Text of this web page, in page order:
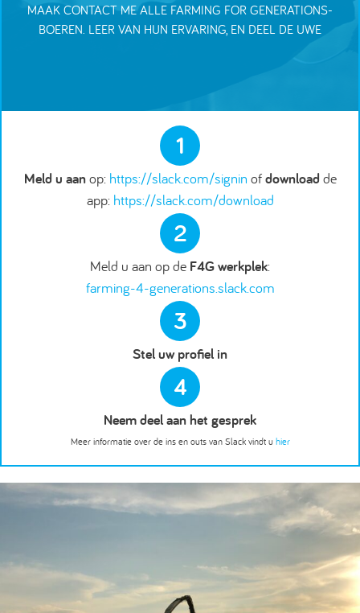
MAAK CONTACT ME ALLE FARMING FOR GENERATIONS-
BOEREN. LEER VAN HUN ERVARING, EN DEEL DE UWE
1
Meld u aanop: https://slack.com/signin ofdownload de
app: https://slack.com/download
2
Meld u aan op de F4G werkplek:
farming-4-generations.slack.com
3
Stel uw profiel in
4
Neem deel aan het gesprek
Meer informatie over de ins en outs van Slack vindt u hier